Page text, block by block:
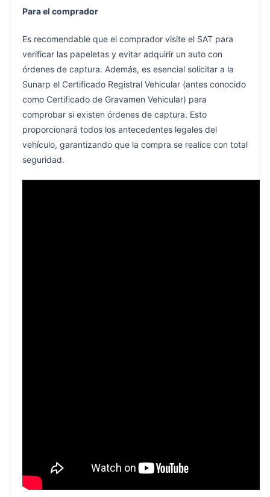
Para el comprador
Es recomendable que el comprador visite el SAT para
verificar las papeletas y evitar adquirir un auto con
órdenes de captura. Además, es esencial solicitar a la
Sunarp el Certificado Registral Vehicular (antes conocido
como Certificado de Gravamen Vehicular) para
comprobar si existen órdenes de captura. Esto
proporcionará todos los antecedentes legales del
vehículo, garantizando que la compra se realice con total
seguridad.